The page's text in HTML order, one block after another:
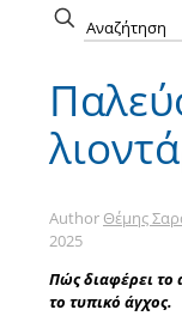
Author Θέμης
2025
Πώς διαφέρει το
το τυπικό άγχος.